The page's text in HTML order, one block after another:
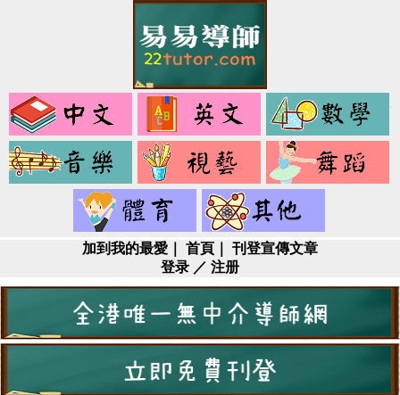
中
文
音
藝
健
身
加到我的最愛 首頁
刊登宣傳文章
登录 ／ 注册